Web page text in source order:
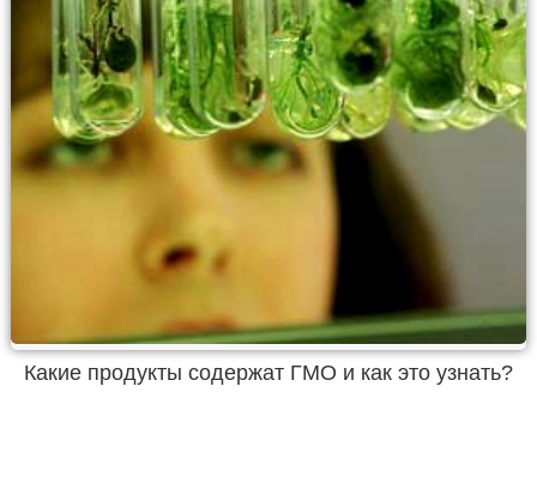
Какие продукты содержат ГМО и как это узнать?